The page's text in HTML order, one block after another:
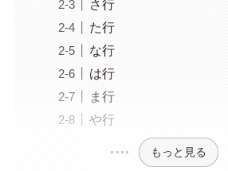
さ行
た行
な行
は行
ま行
や行
もっと見る